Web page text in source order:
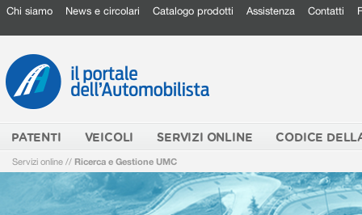
Chi siamo News e circolari Catalogo prodotti Assistenza Contatti
PATENTI VEICOLI SERVIZI ONLINE CODICE
Servizi online // Ricerca e Gestione UMC